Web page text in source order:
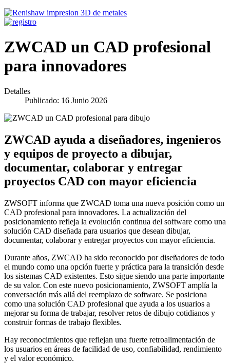
ZWCAD un CAD profesional
para innovadores
Detalles
Publicado: 16 Junio 2026
ZWCAD ayuda a diseñadores, ingenieros
y equipos de proyecto a dibujar,
documentar, colaborar y entregar
proyectos CAD con mayor eficiencia
ZWSOFT informa que ZWCAD toma una nueva posición como un
CAD profesional para innovadores. La actualización del
posicionamiento refleja la evolución continua del software como una
solución CAD diseñada para usuarios que desean dibujar,
documentar, colaborar y entregar proyectos con mayor eficiencia.
Durante años, ZWCAD ha sido reconocido por diseñadores de todo
el mundo como una opción fuerte y práctica para la transición desde
los sistemas CAD existentes. Esto sigue siendo una parte importante
de su valor. Con este nuevo posicionamiento, ZWSOFT amplía la
conversación más allá del reemplazo de software. Se posiciona
como una solución CAD profesional que ayuda a los usuarios a
mejorar su forma de trabajar, resolver retos de dibujo cotidianos y
construir formas de trabajo flexibles.
Hay reconocimientos que reflejan una fuerte retroalimentación de
los usuarios en áreas de facilidad de uso, confiabilidad, rendimiento
y el valor económico.